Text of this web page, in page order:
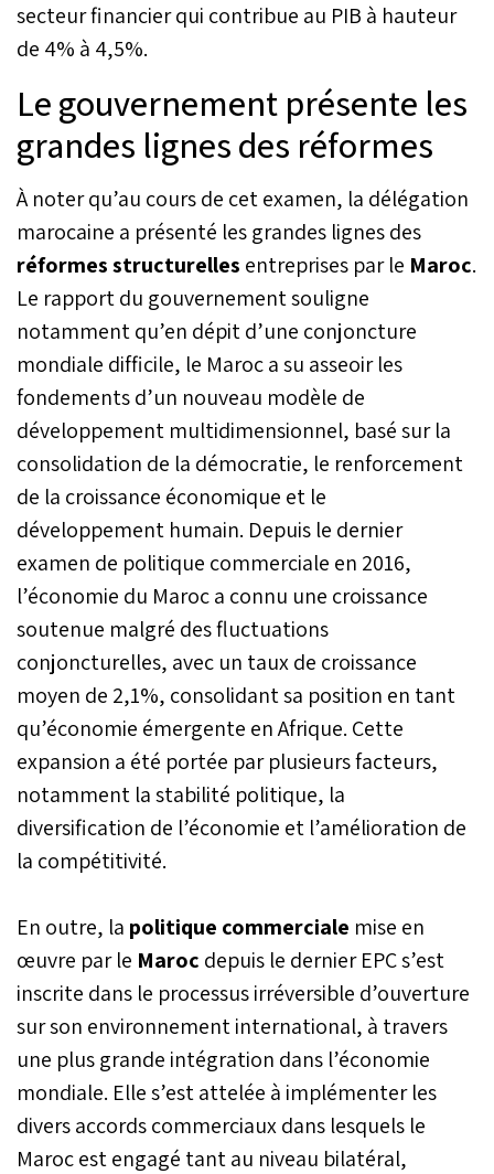
secteur financier qui contribue au PIB à hauteur
de 4% à 4,5%.
Le gouvernement présente les
grandes lignes des réformes
À noter qu’au cours de cet examen, la délégation
marocaine a présenté les grandes lignes des
réformes structurelles entreprises par le Maroc.
Le rapport du gouvernement souligne
notamment qu’en dépit d’une conjoncture
mondiale difficile, le Maroc a su asseoir les
fondements d’un nouveau modèle de
développement multidimensionnel, basé sur la
consolidation de la démocratie, le renforcement
de la croissance économique et le
développement humain. Depuis le dernier
examen de politique commerciale en 2016,
l’économie du Maroc a connu une croissance
soutenue malgré des fluctuations
conjoncturelles, avec un taux de croissance
moyen de 2,1%, consolidant sa position en tant
qu’économie émergente en Afrique. Cette
expansion a été portée par plusieurs facteurs,
notamment la stabilité politique, la
diversification de l’économie et l’amélioration de
la compétitivité.
En outre, la politique commerciale mise en
œuvre par le Maroc depuis le dernier EPC s’est
inscrite dans le processus irréversible d’ouverture
sur son environnement international, à travers
une plus grande intégration dans l’économie
mondiale. Elle s’est attelée à implémenter les
divers accords commerciaux dans lesquels le
Maroc est engagé tant au niveau bilatéral,